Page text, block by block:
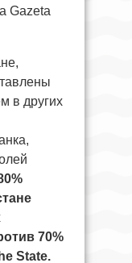
Gazeta
в других
70%
State.